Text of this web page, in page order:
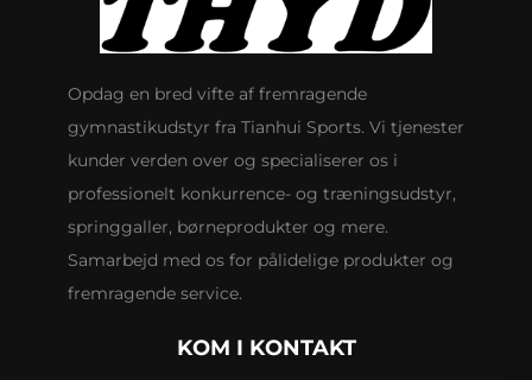
Opdag en bred vifte af fremragende
gymnastikudstyr fra Tianhui Sports. Vi tjenester
kunder verden over og specialiserer os i
professionelt konkurrence- og træningsudstyr,
springgaller, børneprodukter og mere.
Samarbejd med os for pålidelige produkter og
fremragende service.
KOM I KONTAKT